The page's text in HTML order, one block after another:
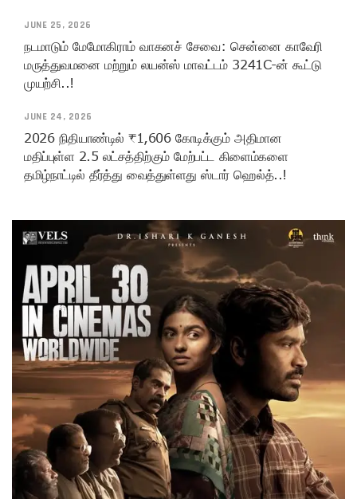
JUNE 25, 2026
நடமாடும் மேமோகிராம் வாகனச் சேவை: சென்னை காவேரி
மருத்துவமனை மற்றும் லயன்ஸ் மாவட்டம் 3241C-ன் கூட்டு
முயற்சி..!
JUNE 24, 2026
2026 நிதியாண்டில் ₹1,606 கோடிக்கும் அதிமான
மதிப்புள்ள 2.5 லட்சத்திற்கும் மேற்பட்ட கிளைம்களை
தமிழ்நாட்டில் தீர்த்து வைத்துள்ளது ஸ்டார் ஹெல்த்..!